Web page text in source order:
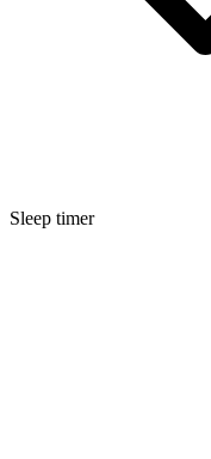
Sleep timer